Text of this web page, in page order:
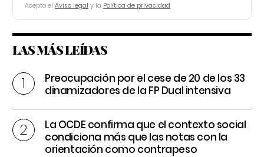
Acepto el Aviso legal y la Política de privacidad
LAS MÁS LEÍDAS
Preocupación por el cese de 20 de los 33
dinamizadores de la FP Dual intensiva
La OCDE confirma que el contexto social
condiciona más que las notas con la
orientación como contrapeso